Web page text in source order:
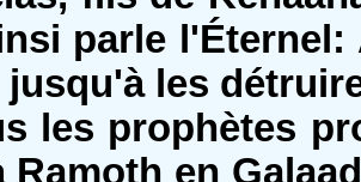
parle l'Éternel:
jusqu'à les
les prophètes
Ramoth en